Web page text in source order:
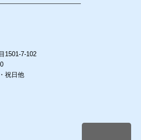
1501-7-102
祝日他